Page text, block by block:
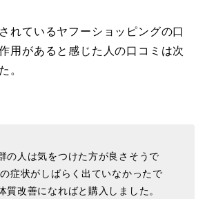
れているヤフーショッピングの口
用があると感じた人の口コミは次
。
の人は気をつけた方が良さそうで
症状がしばらく出ていなかったで
質改善になればと購入しました。